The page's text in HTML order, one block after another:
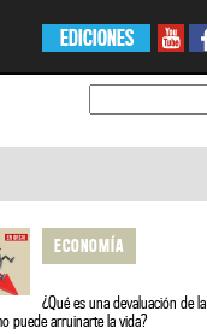
EDICIONES
ECONOMÍA
¿Qué es una devaluación de la
puede arruinarte la vida?